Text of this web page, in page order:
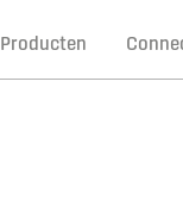
Producten